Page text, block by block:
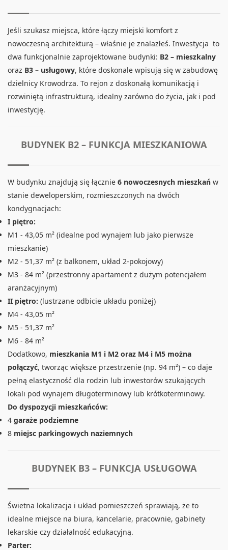
Jeśli szukasz miejsca, które łączy miejski komfort z
nowoczesną architekturą – właśnie je znalazłeś. Inwestycja to
dwa funkcjonalnie zaprojektowane budynki: B2 – mieszkalny
oraz B3 – usługowy, które doskonale wpisują się w zabudowę
dzielnicy Krowodrza. To rejon z doskonałą komunikacją i
rozwiniętą infrastrukturą, idealny zarówno do życia, jak i pod
inwestycję.
BUDYNEK B2 – FUNKCJA MIESZKANIOWA
W budynku znajdują się łącznie 6 nowoczesnych mieszkań w
stanie deweloperskim, rozmieszczonych na dwóch
kondygnacjach:
I piętro:
M1 - 43,05 m² (idealne pod wynajem lub jako pierwsze
mieszkanie)
M2 - 51,37 m² (z balkonem, układ 2-pokojowy)
M3 - 84 m² (przestronny apartament z dużym potencjałem
aranżacyjnym)
II piętro: (lustrzane odbicie układu poniżej)
M4 - 43,05 m²
M5 - 51,37 m²
M6 - 84 m²
Dodatkowo, mieszkania M1 i M2 oraz M4 i M5 można
połączyć, tworząc większe przestrzenie (np. 94 m²) – co daje
pełną elastyczność dla rodzin lub inwestorów szukających
lokali pod wynajem długoterminowy lub krótkoterminowy.
Do dyspozycji mieszkańców:
4 garaże podziemne
8 miejsc parkingowych naziemnych
BUDYNEK B3 – FUNKCJA USŁUGOWA
Świetna lokalizacja i układ pomieszczeń sprawiają, że to
idealne miejsce na biura, kancelarie, pracownie, gabinety
lekarskie czy działalność edukacyjną.
Parter: